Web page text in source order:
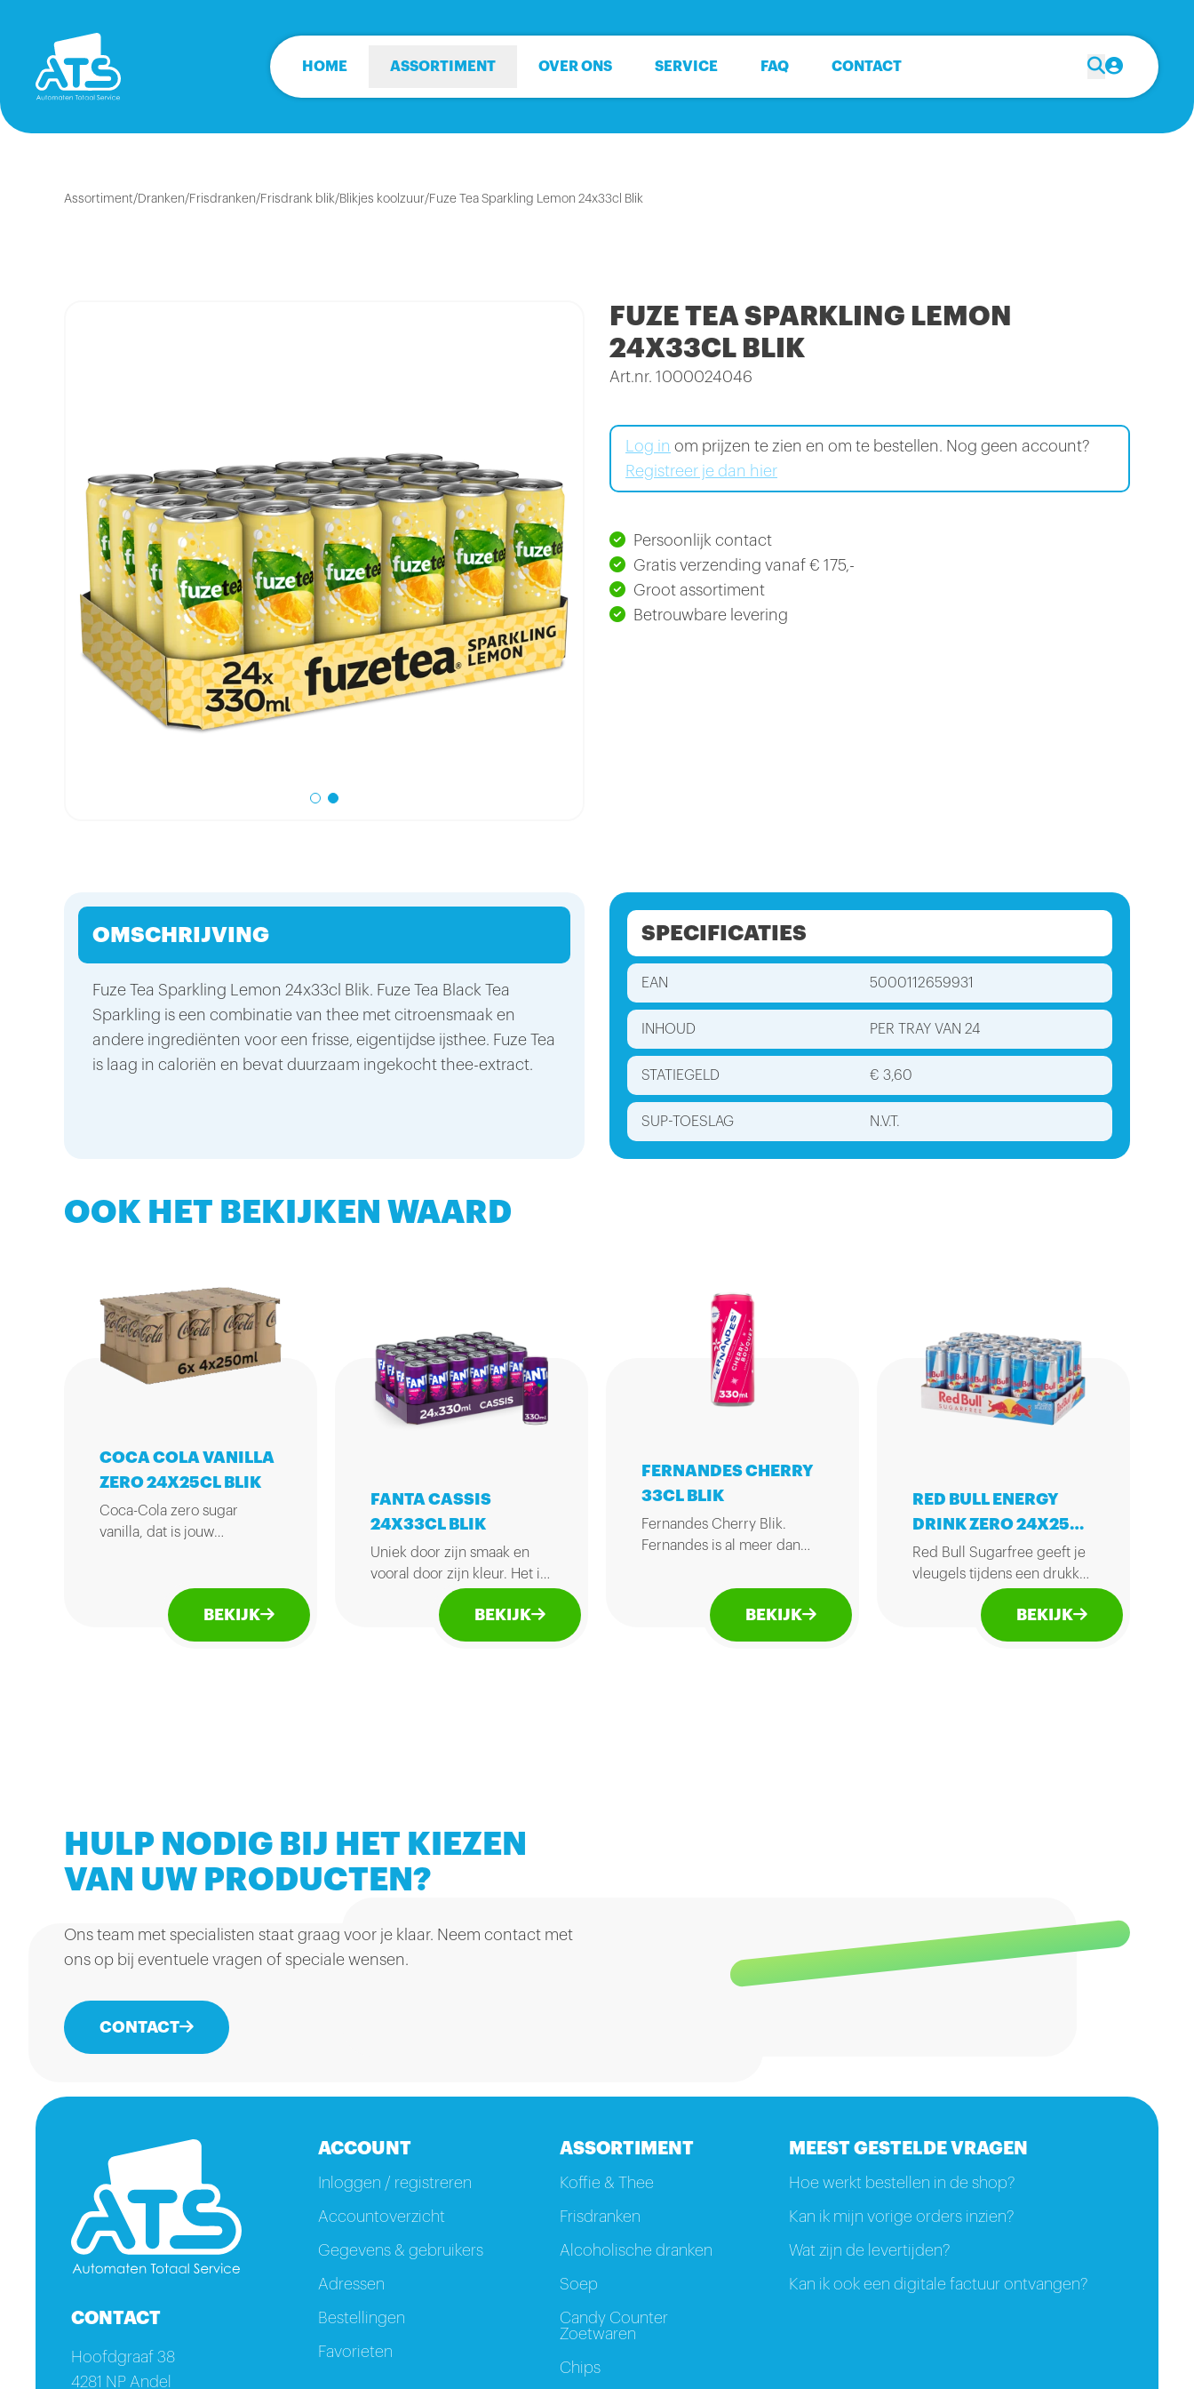
HOME ASSORTIMENT OVER ONS SERVICE FAQ CONTACT
Assortiment/Dranken/Frisdranken/Frisdrank blik/Blikjes koolzuur/Fuze Tea Sparkling Lemon 24x33cl Blik
FUZE TEA SPARKLING LEMON
24X33CL BLIK
Art.nr. 1000024046
Log in om prijzen te zien en om te bestellen. Nog geen account?
Registreer je dan hier
Persoonlijk contact
Gratis verzending vanaf € 175,-
Groot assortiment
Betrouwbare levering
OMSCHRIJVING
Fuze Tea Sparkling Lemon 24x33cl Blik. Fuze Tea Black Tea
Sparkling is een combinatie van thee met citroensmaak en
andere ingrediënten voor een frisse, eigentijdse ijsthee. Fuze Tea
is laag in caloriën en bevat duurzaam ingekocht thee-extract.
SPECIFICATIES
EAN 5000112659931
INHOUD PER TRAY VAN 24
STATIEGELD € 3,60
SUP-TOESLAG N.V.T.
OOK HET BEKIJKEN WAARD
COCA COLA VANILLA
ZERO 24X25CL BLIK
Coca-Cola zero sugar
vanilla, dat is jouw
vanillesmaak. Deze
suikervrije Coca-Cola
serveer je het best ijskoud.
BEKIJK
FANTA CASSIS
24X33CL BLIK
Uniek door zijn smaak en
vooral door zijn kleur. Het is
een frisdrank die cool is
vanaf het moment dat je
hem ziet. En als je het nog
BEKIJK
FERNANDES CHERRY
33CL BLIK
Fernandes Cherry Blik.
Fernandes is al meer dan
haar oorsprong in Suriname.
Cherry Bouquet is niet
alleen de eerste smaak die
BEKIJK
RED BULL ENERGY
DRINK ZERO 24X25CL
BLIK
Red Bull Sugarfree geeft je
vleugels tijdens een drukke
dag waarin werk en sport
elkaar afwisselen of tijdens
het uitgaan met je vrienden.
BEKIJK
HULP NODIG BIJ HET KIEZEN
VAN UW PRODUCTEN?
Ons team met specialisten staat graag voor je klaar. Neem contact met
ons op bij eventuele vragen of speciale wensen.
CONTACT
CONTACT
Hoofdgraaf 38
4281 NP Andel
ACCOUNT
Inloggen / registreren
Accountoverzicht
Gegevens & gebruikers
Adressen
Bestellingen
Favorieten
ASSORTIMENT
Koffie & Thee
Frisdranken
Alcoholische dranken
Soep
Candy Counter
Zoetwaren
Chips
MEEST GESTELDE VRAGEN
Hoe werkt bestellen in de shop?
Kan ik mijn vorige orders inzien?
Wat zijn de levertijden?
Kan ik ook een digitale factuur ontvangen?